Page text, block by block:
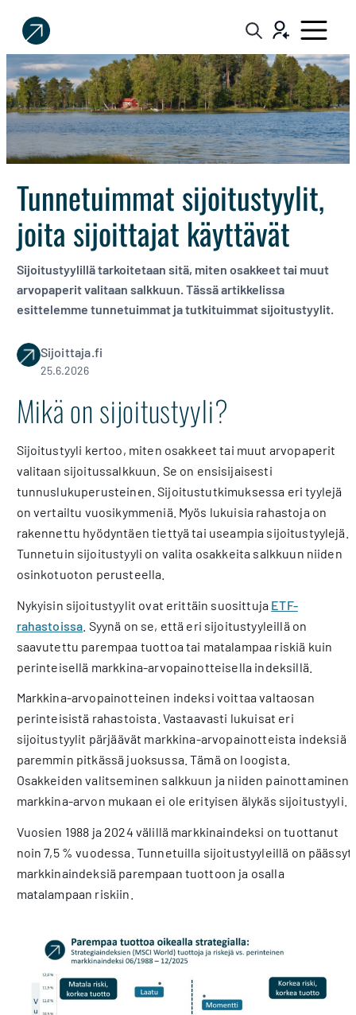
Sijoittaja.fi
Tee
parempia
sijoituspäätöksiä
Tunnetuimmat sijoitustyylit,
joita sijoittajat käyttävät
Sijoitustyylillä tarkoitetaan sitä, miten osakkeet tai muut
arvopaperit valitaan salkkuun. Tässä artikkelissa
esittelemme tunnetuimmat ja tutkituimmat sijoitustyylit.
Sijoittaja.fi
25.6.2026
Mikä on sijoitustyyli?
Sijoitustyyli kertoo, miten osakkeet tai muut arvopaperit
valitaan sijoitussalkkuun. Se on ensisijaisesti
tunnuslukuperusteinen. Sijoitustutkimuksessa eri tyylejä
on vertailtu vuosikymmeniä. Myös lukuisia rahastoja on
rakennettu hyödyntäen tiettyä tai useampia sijoitustyylejä.
Tunnetuin sijoitustyyli on valita osakkeita salkkuun niiden
osinkotuoton perusteella.
Nykyisin sijoitustyylit ovat erittäin suosittuja ETF-
rahastoissa . Syynä on se, että eri sijoitustyyleillä on
saavutettu parempaa tuottoa tai matalampaa riskiä kuin
perinteisellä markkina-arvopainotteisella indeksillä.
Markkina-arvopainotteinen indeksi voittaa valtaosan
perinteisistä rahastoista. Vastaavasti lukuisat eri
sijoitustyylit pärjäävät markkina-arvopainotteista indeksiä
paremmin pitkässä juoksussa. Tämä on loogista.
Osakkeiden valitseminen salkkuun ja niiden painottaminen
markkina-arvon mukaan ei ole erityisen älykäs sijoitustyyli.
Vuosien 1988 ja 2024 välillä markkinaindeksi on tuottanut
noin 7,5 % vuodessa. Tunnetuilla sijoitustyyleillä on päässyt
markkinaindeksiä parempaan tuottoon ja osalla
matalampaan riskiin.